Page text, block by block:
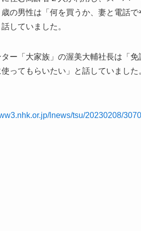
の男性は「何を買うか、妻と電話
していました。
ー「大家族」の渥美大輔社長は「
ってもらいたい」と話していまし
lnews/tsu/20230208/